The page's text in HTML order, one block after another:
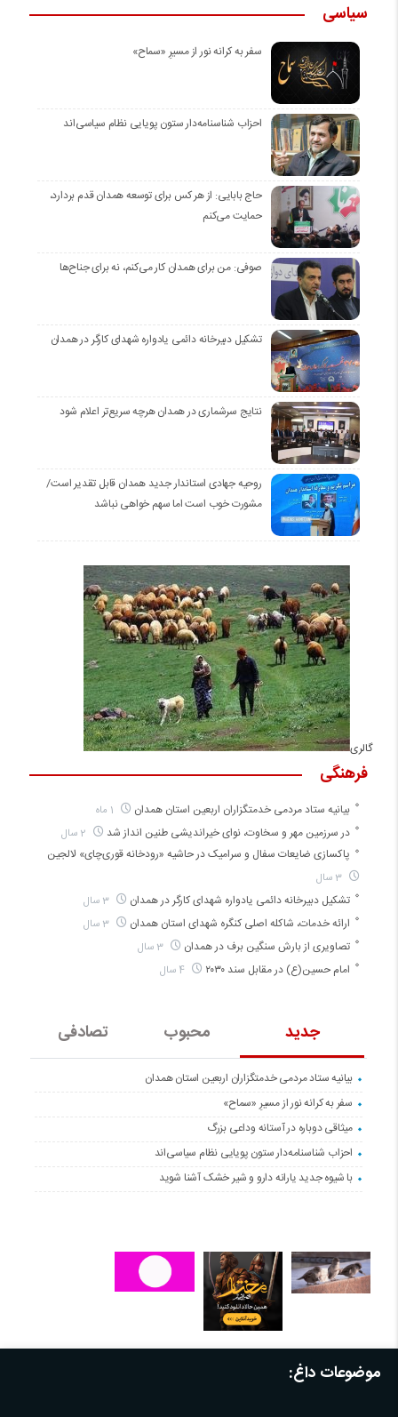
سیاسی
سفر به کرانه‌ نور از مسیرِ «سماح»
احزاب شناسنامه‌دار ستون پویایی نظام سیاسی‌اند
حاج بابایی: از هر کس برای توسعه همدان قدم بردارد،
حمایت می‌کنم
صوفی: من برای همدان کار می‌کنم، نه برای جناح‌ها
تشکیل دبیرخانه دائمی یادواره شهدای کارگر در همدان
نتایج سرشماری در همدان هرچه سریع‌تر اعلام شود
روحیه جهادی استاندار جدید همدان قابل تقدیر است/
مشورت خوب است اما سهم خواهی نباشد
گالری
جدید محبوب تصادفی
بیانیه ستاد مردمی خدمتگزاران اربعین استان همدان
سفر به کرانه‌ نور از مسیرِ «سماح»
میثاقی دوباره در آستانه‌ وداعی بزرگ
احزاب شناسنامه‌دار ستون پویایی نظام سیاسی‌اند
با شیوه جدید یارانه دارو و شیر خشک آشنا شوید
فرهنگی
بیانیه ستاد مردمی خدمتگزاران اربعین استان همدان
در سرزمین مهر و سخاوت، نوای خیراندیشی طنین انداز شد
پاکسازی ضایعات سفال و سرامیک در حاشیه «رودخانه قوری‌چای» لالجین
3 سال
تشکیل دبیرخانه دائمی یادواره شهدای کارگر در همدان 3 سال
ارائه خدمات، شاکله اصلی کنگره شهدای استان همدان 3 سال
تصاویری از بارش سنگین برف در همدان 3 سال
امام حسین(ع) در مقابل سند ۲۰۳۰
موضوعات داغ: